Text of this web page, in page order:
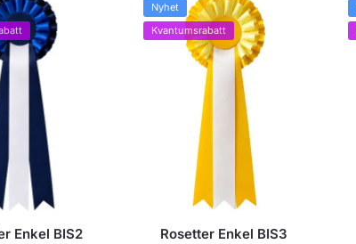
Enkel BIS2
Nyhet
Kvantumsrabatt
Rosetter Enkel BIS3